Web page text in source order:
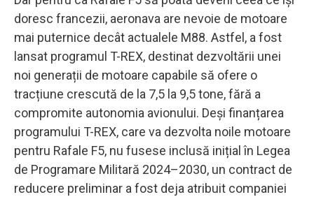
doresc francezii, aeronava are nevoie de motoare
mai puternice decât actualele M88. Astfel, a fost
lansat programul T-REX, destinat dezvoltării unei
noi generații de motoare capabile să ofere o
tracțiune crescută de la 7,5 la 9,5 tone, fără a
compromite autonomia avionului. Deși finanțarea
programului T-REX, care va dezvolta noile motoare
pentru Rafale F5, nu fusese inclusă inițial în Legea
de Programare Militară 2024–2030, un contract de
reducere preliminar a fost deja atribuit companiei